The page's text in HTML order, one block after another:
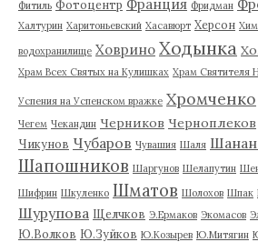
Фитиль Фотоцентр Франция Фридман
Халтурин Харитоньевский Хасавюрт Херсон
водохранилище Ховрино Ходынка
Храм Всех Святых на Кулишках Храм Святителя
Успения на Успенском вражке Хромченко
Чегем Чекандин Черников Черноплеков
Чикунов Чубаров Чувашия Шаля
Шапошников Шаргунов Шелапутин
Шифрин Шкуленко Шматов Шолохов Шпак
Шурупова Щелчков Э.Ермаков Экомасов
Ю.Волков Ю.Зуйков Ю.Козырев Ю.Митягин